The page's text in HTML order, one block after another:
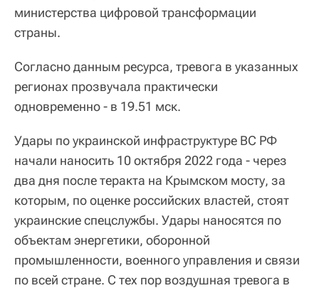
министерства цифровой трансформации
страны.
Согласно данным ресурса, тревога в указанных
регионах прозвучала практически
одновременно - в 19.51 мск.
Удары по украинской инфраструктуре ВС РФ
начали наносить 10 октября 2022 года - через
два дня после теракта на Крымском мосту, за
которым, по оценке российских властей, стоят
украинские спецслужбы. Удары наносятся по
объектам энергетики, оборонной
промышленности, военного управления и связи
по всей стране. С тех пор воздушная тревога в